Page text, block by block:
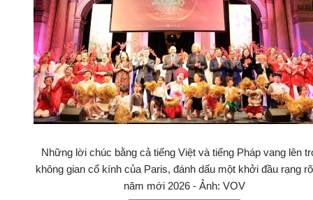
Những lời chúc bằng cả tiếng Việt và tiếng Pháp vang lên
không gian cổ kính của Paris, đánh dấu một khởi đầu rạng
năm mới 2026 - Ảnh: VOV